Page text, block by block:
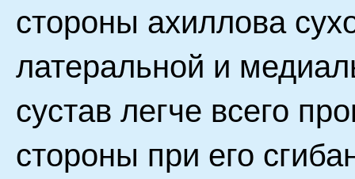
стороны ахиллова
латеральной и
сустав легче всего
стороны при его